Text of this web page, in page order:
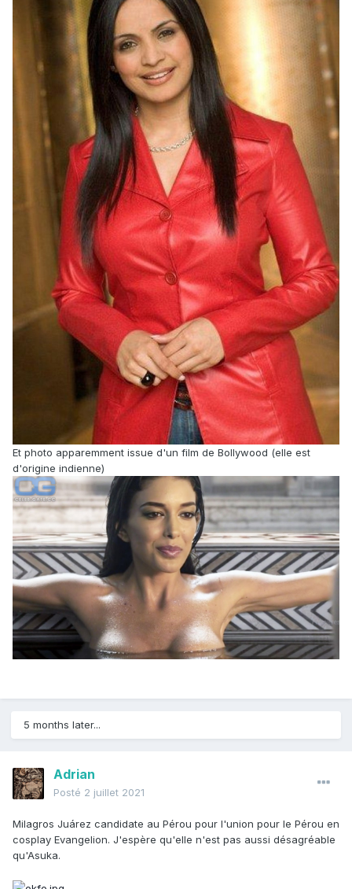
Et photo apparemment issue d'un film de Bollywood (elle est
d'origine indienne)
5 months later...
Adrian
Posté 2 juillet 2021
Milagros Juárez candidate au Pérou pour l'union pour le Pérou en
cosplay Evangelion. J'espère qu'elle n'est pas aussi désagréable
qu'Asuka.